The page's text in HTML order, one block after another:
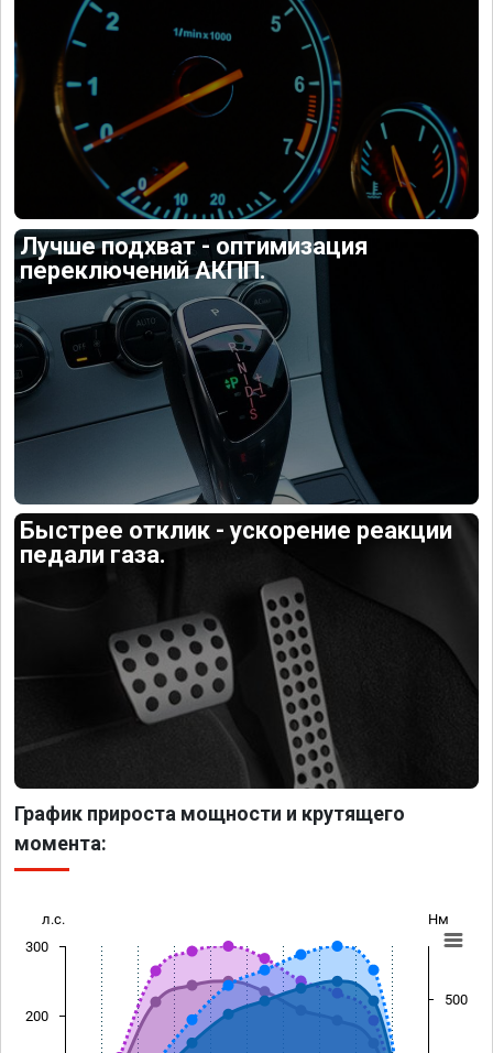
Лучше подхват - оптимизация
переключений АКПП.
Быстрее отклик - ускорение реакции
педали газа.
График прироста мощности и крутящего
момента:
л.с. Нм
200
300
500